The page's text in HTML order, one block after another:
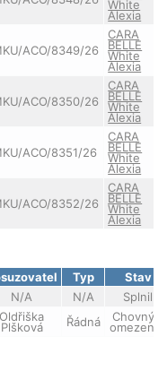
White
Alexia
ACO/8349/26
CARA
BELLE
White
Alexia
ACO/8350/26
CARA
BELLE
White
Alexia
ACO/8351/26
CARA
BELLE
White
Alexia
ACO/8352/26
CARA
BELLE
White
Alexia
Typ
Stav
N/A N/A
Splnil
Oldřiška
Plšková Řádná Chovný s
omezením